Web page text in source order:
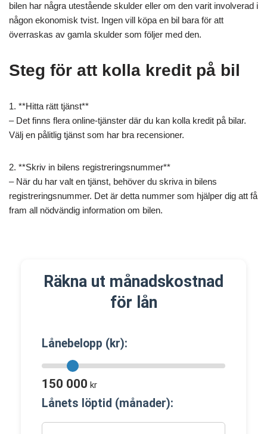
bilen har några utestående skulder eller om den varit involverad i
någon ekonomisk tvist. Ingen vill köpa en bil bara för att
överraskas av gamla skulder som följer med den.
Steg för att kolla kredit på bil
1. **Hitta rätt tjänst**
– Det finns flera online-tjänster där du kan kolla kredit på bilar.
Välj en pålitlig tjänst som har bra recensioner.
2. **Skriv in bilens registreringsnummer**
– När du har valt en tjänst, behöver du skriva in bilens
registreringsnummer. Det är detta nummer som hjälper dig att få
fram all nödvändig information om bilen.
Räkna ut månadskostnad
för lån
Lånebelopp (kr):
150 000 kr
Lånets löptid (månader):